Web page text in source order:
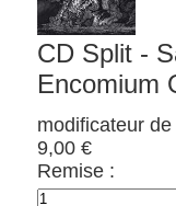
CD Split -
Encomium
modificateur
9,00 €
Remise :